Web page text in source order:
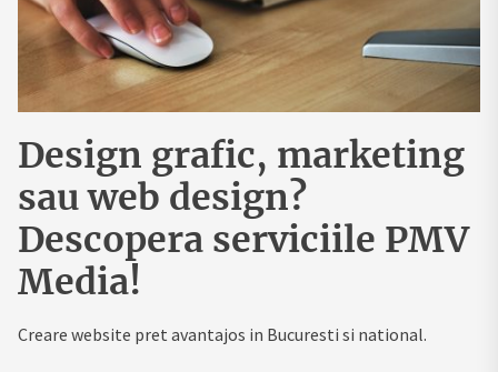
Design grafic, marketing
sau web design?
Descopera serviciile PMV
Media!
Creare website pret avantajos in Bucuresti si national.